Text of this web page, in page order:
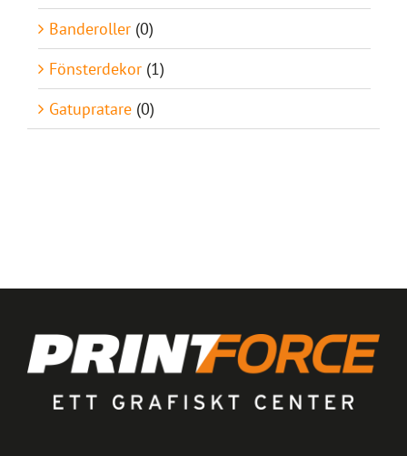
Banderoller (0)
Fönsterdekor (1)
Gatupratare (0)